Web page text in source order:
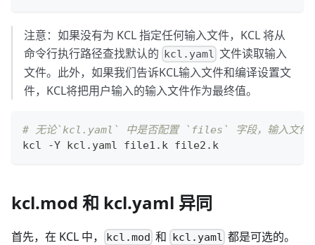
注意：如果没有为 KCL 指定任何输入文件，KCL 将从
命令行执行路径查找默认的 kcl.yaml 文件读取输入
文件。此外，如果我们告诉KCL输入文件和编译设置文
件，KCL将把用户输入的输入文件作为最终值。
# 无论`kcl.yaml` 中是否配置 `files` 字段，输入
kcl -Y kcl.yaml file1.k file2.k
kcl.mod 和 kcl.yaml 异同
首先，在 KCL 中， kcl.mod 和 kcl.yaml 都是可选的。